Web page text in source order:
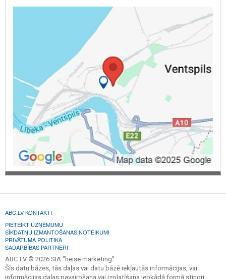
ABC.LV KONTAKTI
PIETEIKT UZŅĒMUMU
SĪKDATŅU IZMANTOŠANAS NOTEIKUMI
PRIVĀTUMA POLITIKA
SADARBĪBAS PARTNERI
ABC.LV © 2026 SIA "heise marketing".
Šīs datu bāzes, tās daļas vai datu bāzē iekļautās informācijas, vai
informācijas daļas pavairošana vai izplatīšana jebkādā formā stingri